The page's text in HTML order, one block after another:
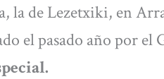
la de Lezetxiki, en
el pasado año por el